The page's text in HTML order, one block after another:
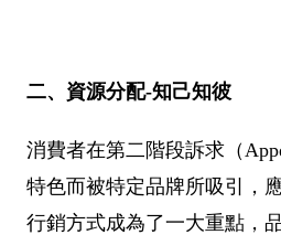
二、資源分配-知己知彼
消費者在第二階段訴求（
特色而被特定品牌所吸引，
行銷方式成為了一大重點，